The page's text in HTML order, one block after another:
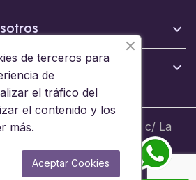


15008 SL B44653608 c/ La
A Coruña - Todos los derechos
reservados
de terceros para
de
el tráfico del
el contenido y los
más.
Aceptar Cookies